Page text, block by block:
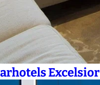
Excelsior